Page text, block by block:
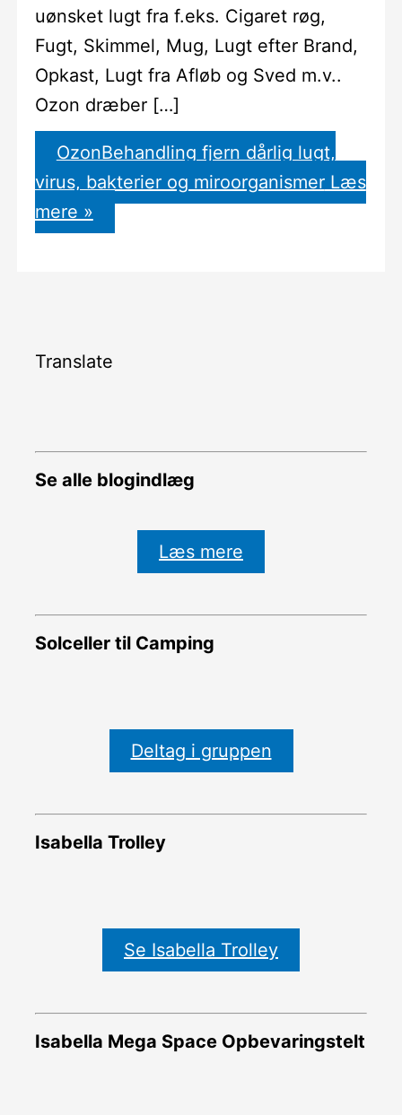
uønsket lugt fra f.eks. Cigaret røg,
Fugt, Skimmel, Mug, Lugt efter Brand,
Opkast, Lugt fra Afløb og Sved m.v..
Ozon dræber […]
OzonBehandling fjern dårlig lugt,
virus, bakterier og miroorganismerLæs
mere »
Translate
Se alle blogindlæg
Læs mere
Solceller til Camping
Deltag i gruppen
Isabella Trolley
Se Isabella Trolley
Isabella Mega Space Opbevaringstelt